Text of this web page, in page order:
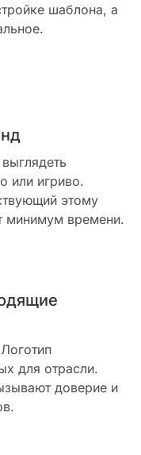
шаблона, а
или игриво.
этому
минимум времени.
для отрасли.
доверие и